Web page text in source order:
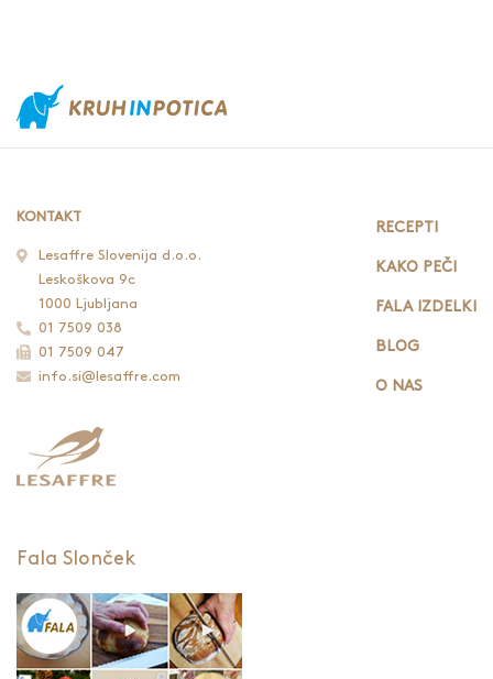
KONTAKT
Lesaffre Slovenija d.o.o.
Leskoškova 9c
1000 Ljubljana
01 7509 038
01 7509 047
info.si@lesaffre.com
RECEPTI
KAKO PEČI
FALA IZDELKI
BLOG
O NAS
Fala Slonček